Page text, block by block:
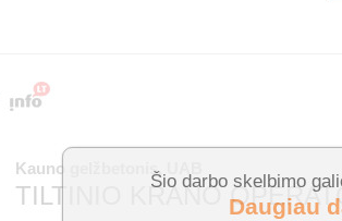
Kauno gelžbetonis, UAB
TILTINIO KRANO
Šio darbo skelbimo
Daugiau